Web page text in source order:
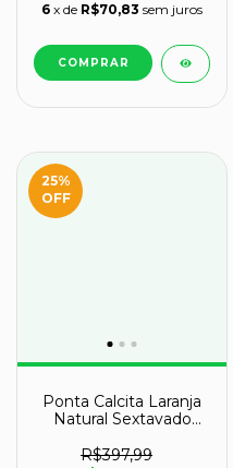
6 x de R$70,83 sem juros
25%
OFF
Ponta Calcita Laranja
Natural Sextavado
R$397,99